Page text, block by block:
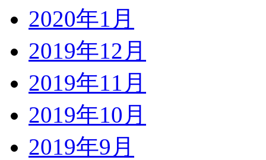
2020年1月
2019年12月
2019年11月
2019年10月
2019年9月